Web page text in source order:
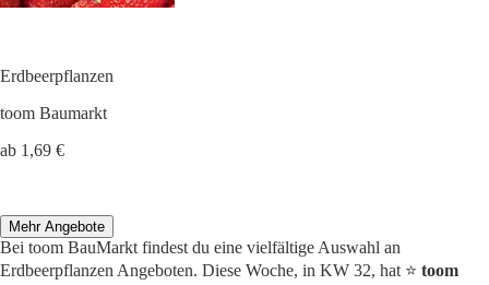
Erdbeerpflanzen
toom Baumarkt
ab 1,69 €
Mehr Angebote
Bei toom BauMarkt findest du eine vielfältige Auswahl an
Erdbeerpflanzen Angeboten. Diese Woche, in KW 32, hat ⭐️ toom